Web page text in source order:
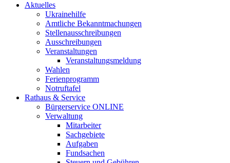
Aktuelles
Ukrainehilfe
Amtliche Bekanntmachungen
Stellenausschreibungen
Ausschreibungen
Veranstaltungen
Veranstaltungsmeldung
Wahlen
Ferienprogramm
Notruftafel
Rathaus & Service
Bürgerservice ONLINE
Verwaltung
Mitarbeiter
Sachgebiete
Aufgaben
Fundsachen